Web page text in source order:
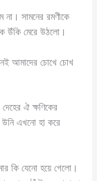
না। সামনের রমণীকে
উঁকি মেরে উঠলো।
আমাদের চোখে চোখ
ঐ ক্ষণিকের
এখনো হা করে
কি যেনো হয়ে গেলো।